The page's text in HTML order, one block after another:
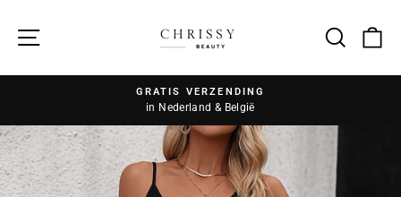
Zoek
GRATIS VERZENDING
in Nederland & België